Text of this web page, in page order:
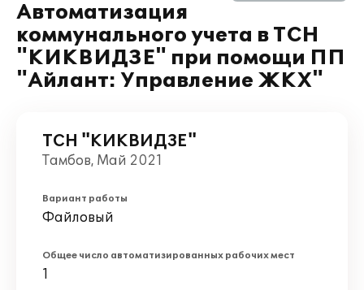
Автоматизация
коммунального учета в ТСН
"КИКВИДЗЕ" при помощи ПП
"Айлант: Управление ЖКХ"
ТСН "КИКВИДЗЕ"
Тамбов, Май 2021
Вариант работы
Файловый
Общее число автоматизированных рабочих мест
1